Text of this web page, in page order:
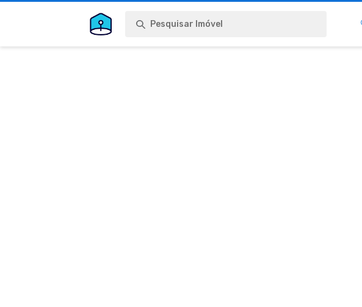
Pesquisar Imóvel